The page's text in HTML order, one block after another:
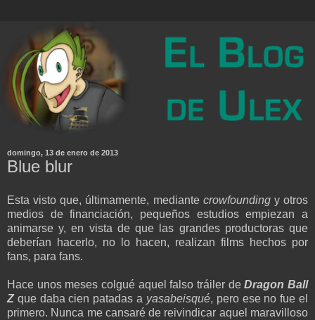
domingo, 13 de enero de 2013
Blue blur
Esta visto que, últimamente, mediante crowfounding y otros
medios de financiación, pequeños estudios empiezan a
animarse y, en vista de que las grandes productoras que
deberían hacerlo, no lo hacen, realizan films hechos por
fans, para fans.
Hace unos meses colgué aquel falso tráiler deDragon Ball
Zque daba cien patadas a yasabeisqué, pero ese no fue el
primero. Nunca me cansaré de reivindicar aquel maravilloso